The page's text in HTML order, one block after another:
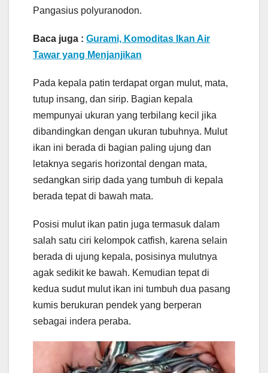
Pangasius polyuranodon.
Baca juga : Gurami, Komoditas Ikan Air
Tawar yang Menjanjikan
Pada kepala patin terdapat organ mulut, mata,
tutup insang, dan sirip. Bagian kepala
mempunyai ukuran yang terbilang kecil jika
dibandingkan dengan ukuran tubuhnya. Mulut
ikan ini berada di bagian paling ujung dan
letaknya segaris horizontal dengan mata,
sedangkan sirip dada yang tumbuh di kepala
berada tepat di bawah mata.
Posisi mulut ikan patin juga termasuk dalam
salah satu ciri kelompok catfish, karena selain
berada di ujung kepala, posisinya mulutnya
agak sedikit ke bawah. Kemudian tepat di
kedua sudut mulut ikan ini tumbuh dua pasang
kumis berukuran pendek yang berperan
sebagai indera peraba.